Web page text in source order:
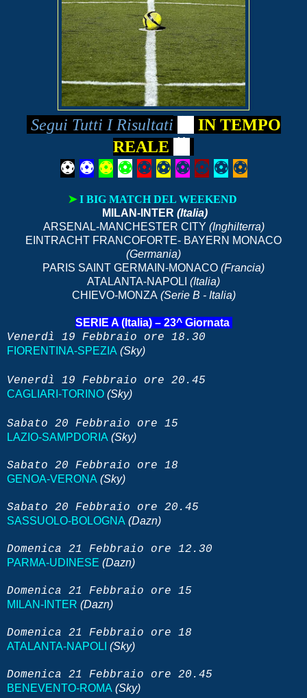
Segui Tutti I Risultati
IN TEMPO
REALE
⚽ ⚽ ⚽ ⚽ ⚽ ⚽ ⚽ ⚽ ⚽ ⚽
➤I BIG MATCH DEL WEEKEND
MILAN-INTER (Italia)
ARSENAL-MANCHESTER CITY (Inghilterra)
EINTRACHT FRANCOFORTE- BAYERN MONACO
(Germania)
PARIS SAINT GERMAIN-MONACO (Francia)
ATALANTA-NAPOLI (Italia)
CHIEVO-MONZA(Serie B - Italia)
SERIE A (Italia) – 23^ Giornata
Venerdì 19 Febbraio ore 18.30
FIORENTINA-SPEZIA (Sky)
Venerdì 19 Febbraio ore 20.45
CAGLIARI-TORINO (Sky)
Sabato 20 Febbraio ore 15
LAZIO-SAMPDORIA (Sky)
Sabato 20 Febbraio ore 18
GENOA-VERONA (Sky)
Sabato 20 Febbraio ore 20.45
SASSUOLO-BOLOGNA (Dazn)
Domenica 21 Febbraio ore 12.30
PARMA-UDINESE (Dazn)
Domenica 21 Febbraio ore 15
MILAN-INTER (Dazn)
Domenica 21 Febbraio ore 18
ATALANTA-NAPOLI (Sky)
Domenica 21 Febbraio ore 20.45
BENEVENTO-ROMA (Sky)